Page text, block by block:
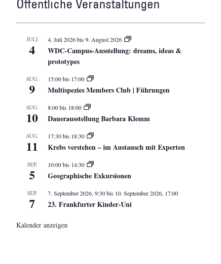
Öffentliche Veranstaltungen
JULI
4
4. Juli 2026bis9. August 2026
WDC-Campus-Ausstellung: dreams, ideas &
prototypes
AUG.
9
15:00bis 17:00
Multispezies Members Club | Führungen
AUG.
10
8:00bis 18:00
Dauerausstellung Barbara Klemm
AUG.
11
17:30bis 18:30
Krebs verstehen – im Austausch mit Experten
SEP.
5
10:00bis 14:30
Geographische Exkursionen
SEP.
7
7. September 2026, 9:30bis 10. September 2026, 17:00
23. Frankfurter Kinder-Uni
Kalender anzeigen